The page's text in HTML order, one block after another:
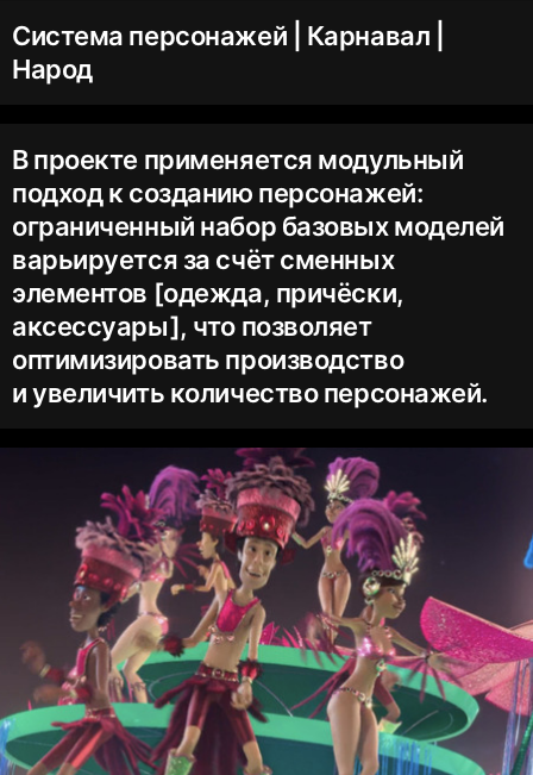
Система персонажей | Карнавал |
Народ
В проекте применяется модульный
подход к созданию персонажей:
ограниченный набор базовых моделей
варьируется за счёт сменных
элементов [одежда, причёски,
аксессуары], что позволяет
оптимизировать производство
и увеличить количество персонажей.